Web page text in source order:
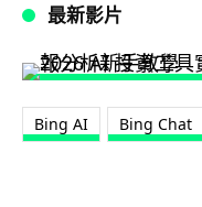
最新影片
Bing AI Bing Chat